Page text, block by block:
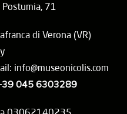
Postumia, 71
di Verona (VR)
info@museonicolis.com
045 6303289